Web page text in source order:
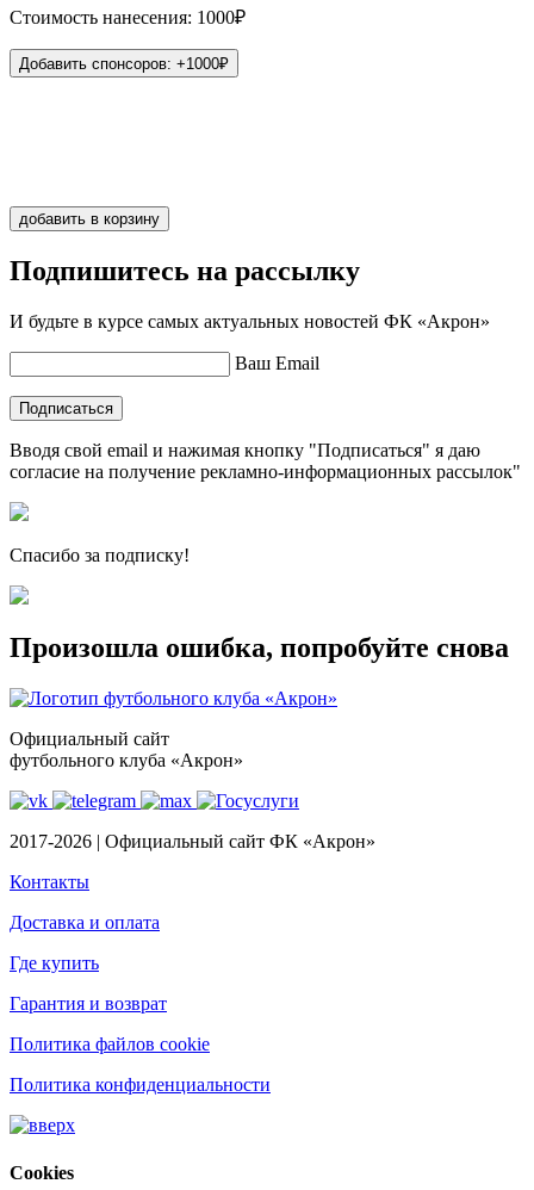
Стоимость нанесения: 1000₽
Добавить спонсоров: +1000₽
добавить в корзину
Подпишитесь на рассылку
И будьте в курсе самых актуальных новостей ФК «Акрон»
Ваш Email
Подписаться
Вводя свой email и нажимая кнопку "Подписаться" я даю
согласие на получение рекламно-информационных рассылок"
Спасибо за подписку!
Произошла ошибка, попробуйте снова
Официальный сайт
футбольного клуба «Акрон»
2017-2026 | Официальный сайт ФК «Акрон»
Контакты
Доставка и оплата
Где купить
Гарантия и возврат
Политика файлов cookie
Политика конфиденциальности
Cookies